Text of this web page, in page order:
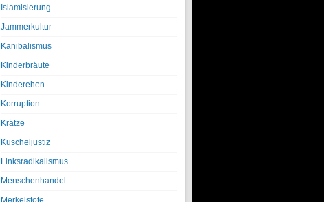
Islamisierung
Jammerkultur
Kanibalismus
Kinderbräute
Kinderehen
Korruption
Krätze
Kuscheljustiz
Linksradikalismus
Menschenhandel
Merkelstote